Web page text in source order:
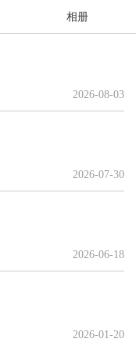
相册
2026-08-03
2026-07-30
2026-06-18
2026-01-20